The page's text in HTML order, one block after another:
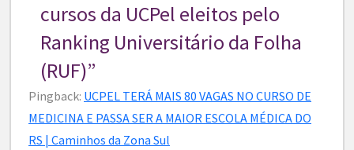
cursos da UCPel eleitos pelo
Ranking Universitário da Folha
(RUF)”
Pingback: UCPEL TERÁ MAIS 80 VAGAS NO CURSO DE
MEDICINA E PASSA SER A MAIOR ESCOLA MÉDICA DO
RS | Caminhos da Zona Sul